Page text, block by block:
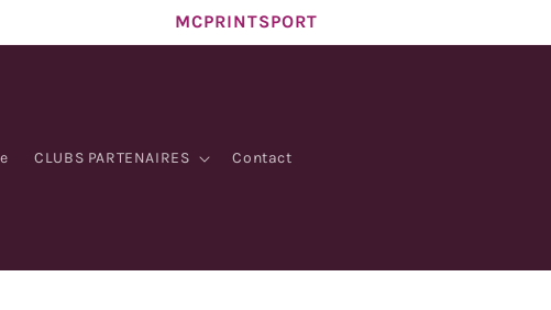
MCPRINTSPORT
CLUBS PARTENAIRES Contact